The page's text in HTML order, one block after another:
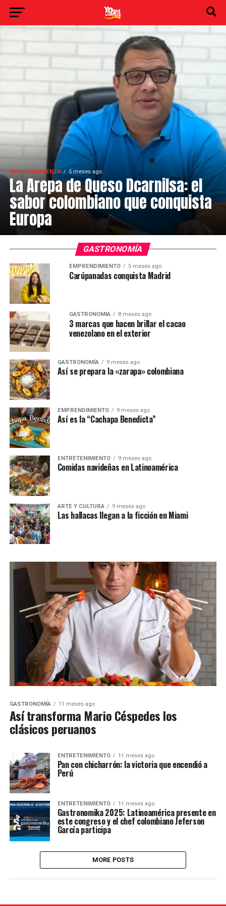
EMPRENDIMIENTO 5 meses ago
La Arepa de Queso Dcarnilsa: el
sabor colombiano que conquista
Europa
GASTRONOMÍA
EMPRENDIMIENTO 5 meses ago
Carúpanadas conquista Madrid
GASTRONOMÍA 8 meses ago
3 marcas que hacen brillar el cacao
venezolano en el exterior
GASTRONOMÍA 9 meses ago
Así se prepara la «zarapa» colombiana
EMPRENDIMIENTO 9 meses ago
Así es la “Cachapa Benedicta”
ENTRETENIMIENTO 9 meses ago
Comidas navideñas en Latinoamérica
ARTE Y CULTURA 9 meses ago
Las hallacas llegan a la ficción en Miami
GASTRONOMÍA 11 meses ago
Así transforma Mario Céspedes los
clásicos peruanos
ENTRETENIMIENTO 11 meses ago
Pan con chicharrón: la victoria que encendió a
Perú
ENTRETENIMIENTO 11 meses ago
Gastronomika 2025: Latinoamérica presente en
este congreso y el chef colombiano Jeferson
García participa
MORE POSTS